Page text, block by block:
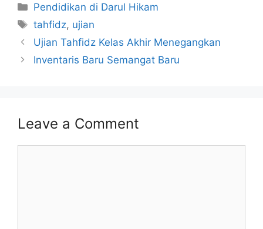
Pendidikan di Darul Hikam
tahfidz, ujian
Ujian Tahfidz Kelas Akhir Menegangkan
Inventaris Baru Semangat Baru
Leave a Comment